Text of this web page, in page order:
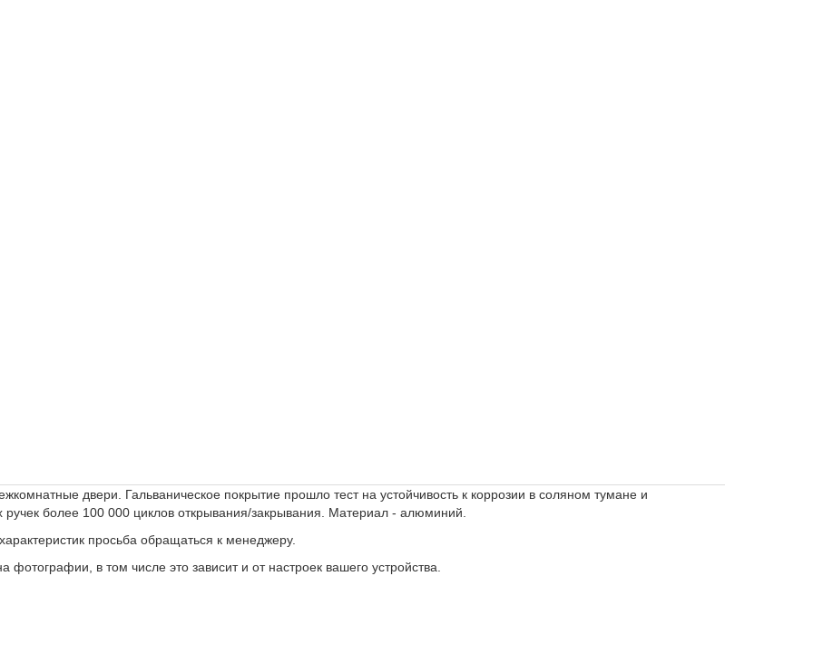
двери. Гальваническое покрытие прошло тест на устойчивость к коррозии в соляном тумане и
ручек более 100 000 циклов открывания/закрывания. Материал - алюминий.
просьба обращаться к менеджеру.
фотографии, в том числе это зависит и от настроек вашего устройства.